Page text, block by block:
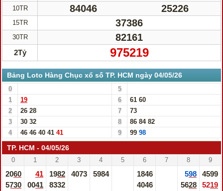
10TR 84046 25226
15TR 37386
30TR 82161
2Tỷ 975219
Bảng Loto Hàng Chục xổ số TP. HCM ngày 04/05/26
0
5
1
19 6 61 60
2
26 28 7
73
3
30 32 8 86 84 82
4
46 46 40 41 41 9 99 98
TP. HCM - 04/05/26
0 1 2 3 4 5 6 7 8 9
2060
5730
41
0041
1982
8332
4073 5984
1846
4046
598
5628
4599
5219